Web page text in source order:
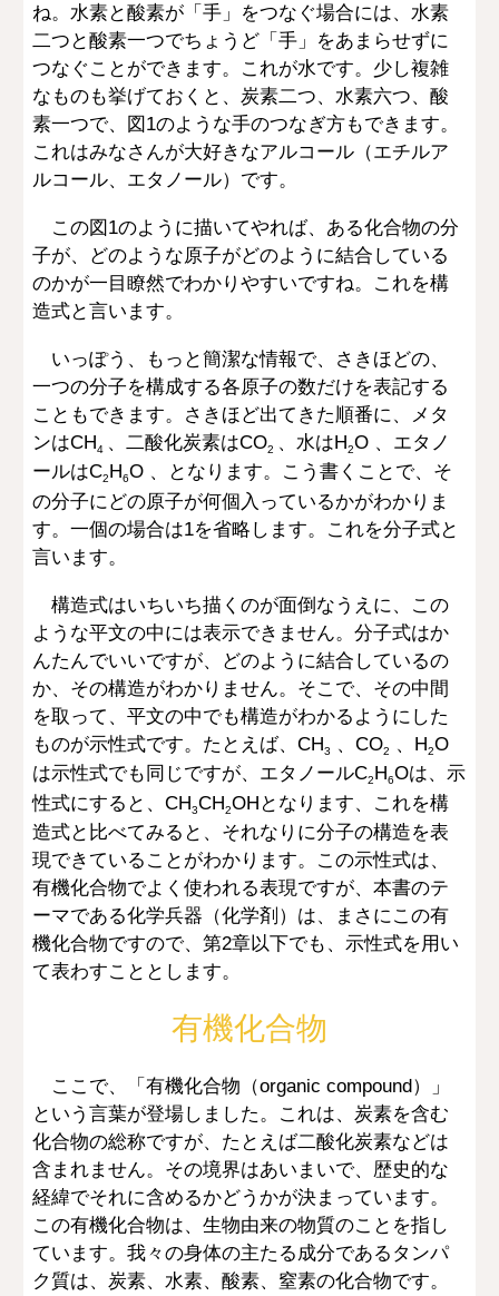
ね。水素と酸素が「手」をつなぐ場合には、水素
二つと酸素一つでちょうど「手」をあまらせずに
つなぐことができます。これが水です。少し複雑
なものも挙げておくと、炭素二つ、水素六つ、酸
素一つで、図1のような手のつなぎ方もできます。
これはみなさんが大好きなアルコール（エチルア
ルコール、エタノール）です。
この図1のように描いてやれば、ある化合物の分
子が、どのような原子がどのように結合している
のかが一目瞭然でわかりやすいですね。これを構
造式と言います。
いっぽう、もっと簡潔な情報で、さきほどの、
一つの分子を構成する各原子の数だけを表記する
こともできます。さきほど出てきた順番に、メタ
ンはCH4 、二酸化炭素はCO2 、水はH2O 、エタノ
ールはC2H6O 、となります。こう書くことで、そ
の分子にどの原子が何個入っているかがわかりま
す。一個の場合は1を省略します。これを分子式と
言います。
構造式はいちいち描くのが面倒なうえに、この
ような平文の中には表示できません。分子式はか
んたんでいいですが、どのように結合しているの
か、その構造がわかりません。そこで、その中間
を取って、平文の中でも構造がわかるようにした
ものが示性式です。たとえば、CH3 、CO2 、H2O
は示性式でも同じですが、エタノールC2H6Oは、示
性式にすると、CH3CH2OHとなります、これを構
造式と比べてみると、それなりに分子の構造を表
現できていることがわかります。この示性式は、
有機化合物でよく使われる表現ですが、本書のテ
ーマである化学兵器（化学剤）は、まさにこの有
機化合物ですので、第2章以下でも、示性式を用い
て表わすこととします。
有機化合物
ここで、「有機化合物（organic compound）」
という言葉が登場しました。これは、炭素を含む
化合物の総称ですが、たとえば二酸化炭素などは
含まれません。その境界はあいまいで、歴史的な
経緯でそれに含めるかどうかが決まっています。
この有機化合物は、生物由来の物質のことを指し
ています。我々の身体の主たる成分であるタンパ
ク質は、炭素、水素、酸素、窒素の化合物です。